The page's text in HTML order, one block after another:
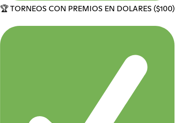
🏆 TORNEOS CON PREMIOS EN DOLARES ($100)